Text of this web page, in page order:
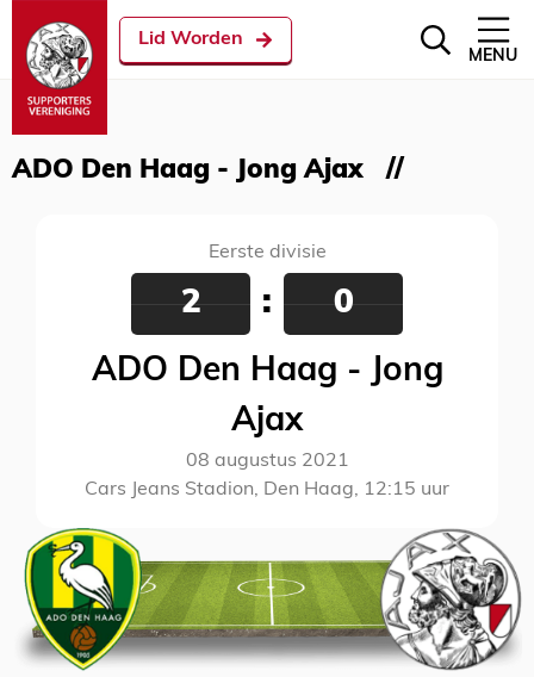
Lid Worden
MENU
ADO Den Haag - Jong Ajax
Eerste divisie
2 : 0
ADO Den Haag - Jong
Ajax
08 augustus 2021
Cars Jeans Stadion, Den Haag, 12:15 uur